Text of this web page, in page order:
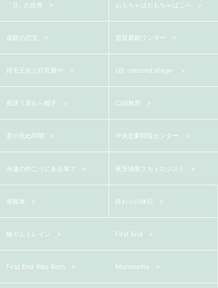
「G」の世界 おもちゃはおもちゃばこへ
虐殺の恋文 遊星屠殺ワンダー
脛毛王女と巨乳爺や US -second stage-
夜誘う麦わら帽子 口頭無形
君の死ぬ時間 中央悲劇閲覧センター
永遠の向こうにある果て 夜景情景スカトロジスト
扉媒体 終わりの休日
輪ガムトレイン First End
First End Was Born Morionette